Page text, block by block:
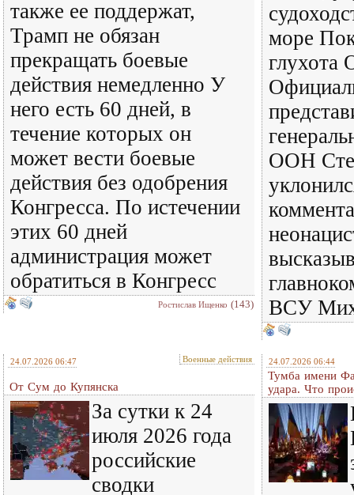
также ее поддержат,
Трамп не обязан
прекращать боевые
действия немедленно У
него есть 60 дней, в
течение которых он
может вести боевые
действия без одобрения
Конгресса. По истечении
этих 60 дней
администрация может
обратиться в Конгресс
Ростислав Ищенко (143)
море
ООН
ВСУ
24.07.2026 06:47 Военные действия
От Сум до Купянска
За сутки к 24
июля 2026 года
российские
сводки
24.07.2026 06:44
Тумба имени
удара. Что